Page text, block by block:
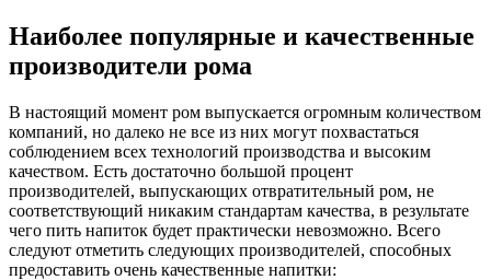
Наиболее популярные и качественные
производители рома
В настоящий момент ром выпускается огромным количеством
компаний, но далеко не все из них могут похвастаться
соблюдением всех технологий производства и высоким
качеством. Есть достаточно большой процент
производителей, выпускающих отвратительный ром, не
соответствующий никаким стандартам качества, в результате
чего пить напиток будет практически невозможно. Всего
следуют отметить следующих производителей, способных
предоставить очень качественные напитки: